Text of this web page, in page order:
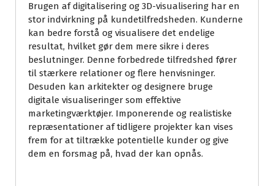
Brugen af digitalisering og 3D-visualisering har en
stor indvirkning på kundetilfredsheden. Kunderne
kan bedre forstå og visualisere det endelige
resultat, hvilket gør dem mere sikre i deres
beslutninger. Denne forbedrede tilfredshed fører
til stærkere relationer og flere henvisninger.
Desuden kan arkitekter og designere bruge
digitale visualiseringer som effektive
marketingværktøjer. Imponerende og realistiske
repræsentationer af tidligere projekter kan vises
frem for at tiltrække potentielle kunder og give
dem en forsmag på, hvad der kan opnås.